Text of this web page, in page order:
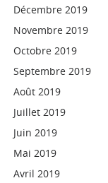
Décembre 2019
Novembre 2019
Octobre 2019
Septembre 2019
Août 2019
Juillet 2019
Juin 2019
Mai 2019
Avril 2019